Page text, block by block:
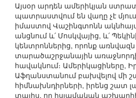
Այսօր արդեն ամերիկյան
պատրաստվում են վաղը չէ
իմաստով Վաշինգտոնն
անցնում և՛ Մոսկվայից, և՛
կենտրոններից, որոնք առնվազն
տարածաշրջանային
հավակնում։ Ամերիկացիները,
Աֆղանստանում բախվելով մի
հիմնախնդիրների, իրենց շատ
տալիս, որ իսլամական